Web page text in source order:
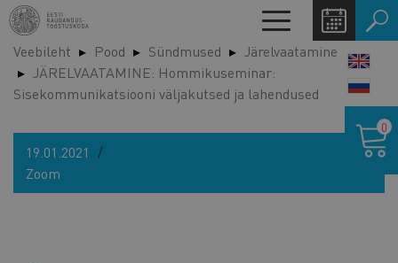
Liigu
edasi
põhisisu
juurde
Toggle
navigation
Veebileht Pood Sündmused
Järelvaatamine
JÄRELVAATAMINE: Hommikuseminar:
Sisekommunikatsiooni väljakutsed ja lahendused
19.01.2021
Zoom
0